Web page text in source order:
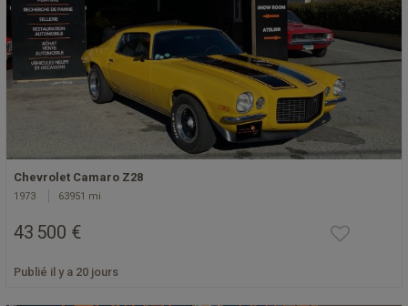
Chevrolet Camaro Z28
1973 63951 mi
43 500 €
Publié il y a 20 jours